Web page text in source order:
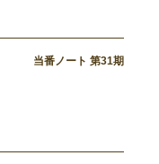
当番ノート 第31期